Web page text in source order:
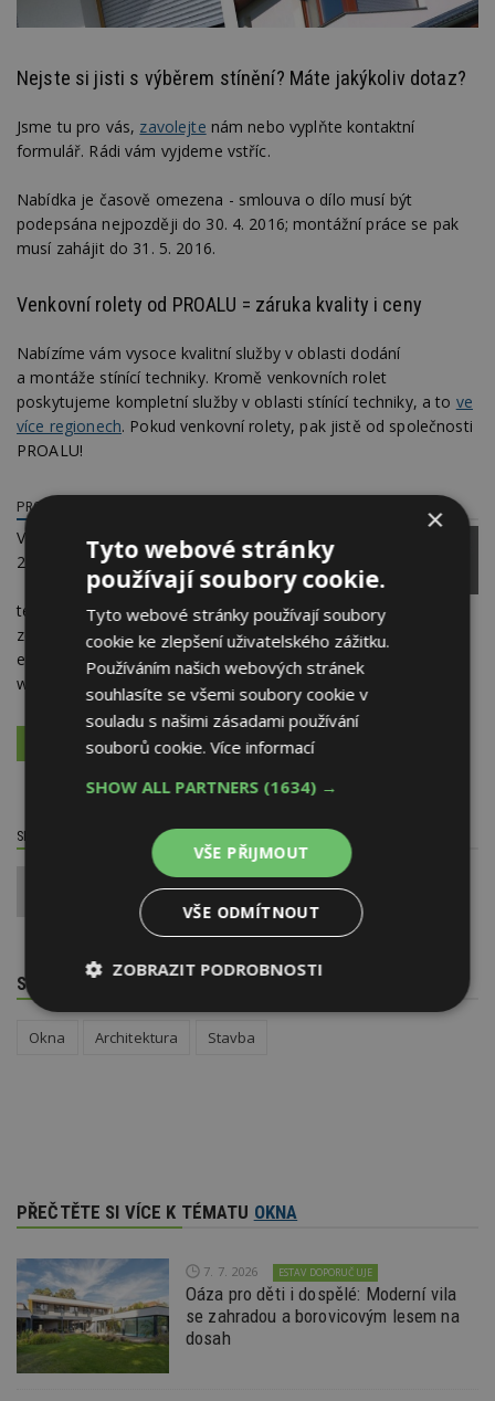
Nejste si jisti s výběrem stínění? Máte jakýkoliv dotaz?
Jsme tu pro vás, zavolejte nám nebo vyplňte kontaktní
formulář. Rádi vám vyjdeme vstříc.
Nabídka je časově omezena - smlouva o dílo musí být
podepsána nejpozději do 30. 4. 2016; montážní práce se pak
musí zahájit do 31. 5. 2016.
Venkovní rolety od PROALU = záruka kvality i ceny
Nabízíme vám vysoce kvalitní služby v oblasti dodání
a montáže stínící techniky. Kromě venkovních rolet
poskytujeme kompletní služby v oblasti stínící techniky, a to ve
více regionech. Pokud venkovní rolety, pak jistě od společnosti
PROALU!
PROALU S.R.O.
Vídeňská 340
252 42 Vestec
telefon:
251 810 040
zelená linka:800 155 000
e-mail:
info@proalu.cz
web:
www.proalu.cz
VÍCE O FIRMĚ VYŽÁDAT DALŠÍ INFORMACE
SDÍLET / HODNOTIT TENTO ČLÁNEK
0
SOUVISEJÍCÍ TÉMATA
Okna Architektura Stavba
PŘEČTĚTE SI VÍCE K TÉMATU OKNA
7. 7. 2026 ESTAV DOPORUČUJE
Oáza pro děti i dospělé: Moderní vila
se zahradou a borovicovým lesem na
dosah
×
Tyto webové stránky
používají soubory cookie.
Tyto webové stránky používají soubory
cookie ke zlepšení uživatelského zážitku.
Používáním našich webových stránek
souhlasíte se všemi soubory cookie v
souladu s našimi zásadami používání
souborů cookie.Více informací
SHOW ALL PARTNERS (1634) →
VŠE PŘIJMOUT
VŠE ODMÍTNOUT
ZOBRAZIT PODROBNOSTI
Nezbytně
nutné
soubory
Výkonové
soubory
Soubory
Nezbytně nutné soubory
Výkonové soubory
Funkční soubory